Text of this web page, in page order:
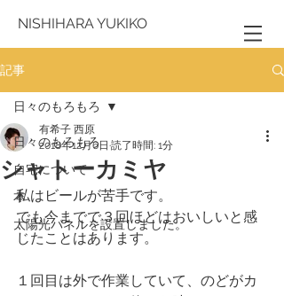
NISHIHARA YUKIKO
記事
日々のもろもろ
自宅について
本
太陽光パネルを設置しました。
日々のもろもろ
シャトーカミヤ
有希子 西原
2018年12月6日 読了時間: 1分
私はビールが苦手です。
でも今までで３回ほどはおいしいと感
じたことはあります。
１回目は外で作業していて、のどがカ